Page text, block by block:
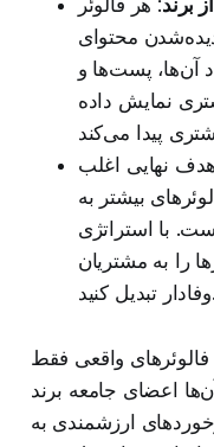
برند: هر فالوئر
محتوای
آن‌ها، پست‌ها و
نمایش داده
نهایی اغلب
بیشتر به
با استراتژی
را به مشتریان
وفادار تبدیل کنید.
فالوئرهای واقعی فقط
اعضای جامعه برند
ارزشمندی به